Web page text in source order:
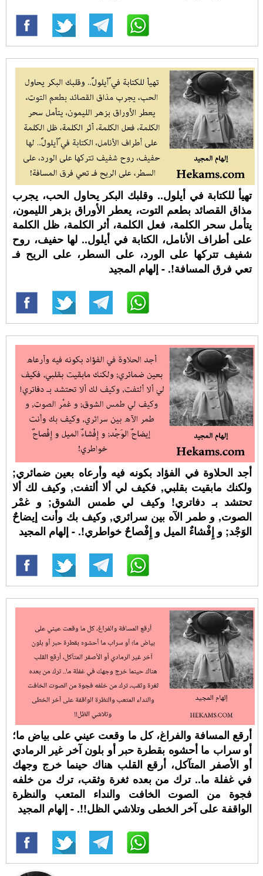
تهيأ للكتابة في ⁧‫أيلول‬⁩.. وقلبك البكر يحاول الحب، يجرب
مذاق القصائد بطعم التوت، يعطر الأوراق بزهر الليمون،
يتأمل سحر الكلمة، فعل الكلمة، أثر الكلمة، ظل الكلمة
على أطراف الأنامل، الكتابة في ⁧‫أيلول‬⁩.. لها حفيف، روح
شفيف تتركها على الورد، على السطر، على الريح فـ
تعي فرق المسافة!. - إلهام المجيد
أجد الحلاوة في الفؤاد بكونه فيه وأرعاه بعين ضمائري;
ولكنك مابقيت بقلبي, فكيف لي ألا ألتفت, وكيف لك ألا
تحتشد بـ دفاتري! وكيف لي طمس الشوق; و غمْر
الصوت, و طمر الآه بين سرائري, وكيف بك وأنت إيضاحٌ
الوَجْد; و إِفْشاءٌ الميل و إِفْصاحٌ خواطري!. - إلهام المجيد
أرقع المسافة والفراغ، كل ما وقعت عيني على بياض ما؛
أو سراب ما أحشوه بقطرة حبر أو بلون آخر غير الرمادي
أو الأصفر المتآكل، أرقع القلب هناك حينما خرج وجهك
في غفلة ما.. ترك من بعده ثغرة وثقب، ترك من خلفه
فجوة من الصوت الخافت والنداء المتعب والنظرة
الواقفة على آخر الخطى وتلاشي الظل!!. - إلهام المجيد